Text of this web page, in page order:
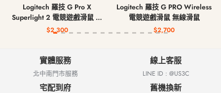
Logitech 羅技 G Pro X
Superlight 2 電競遊戲滑鼠 無
線滑鼠
$2,300
Logitech 羅技 G PRO Wireless
電競遊戲滑鼠 無線滑鼠
$2,700
實體服務
北中南門市服務
線上客服
LINE ID : @US3C
宅配到府 舊機換新